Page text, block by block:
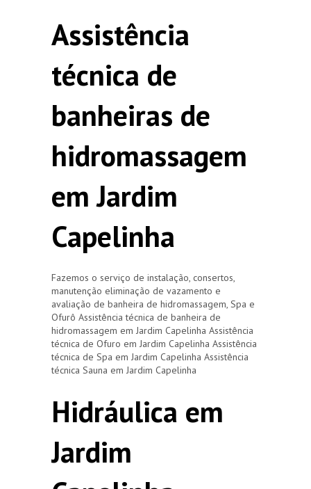
Assistência
técnica de
banheiras de
hidromassagem
em Jardim
Capelinha
Fazemos o serviço de instalação, consertos,
manutenção eliminação de vazamento e
avaliação de banheira de hidromassagem, Spa e
Ofurô Assistência técnica de banheira de
hidromassagem em Jardim Capelinha Assistência
técnica de Ofuro em Jardim Capelinha Assistência
técnica de Spa em Jardim Capelinha Assistência
técnica Sauna em Jardim Capelinha
Hidráulica em
Jardim